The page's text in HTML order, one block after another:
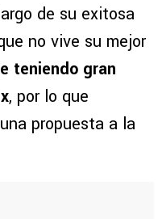
de su exitosa
no vive su mejor
teniendo gran
, por lo que
propuesta a la